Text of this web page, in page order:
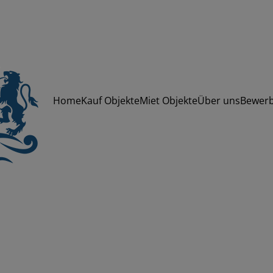
HomeKauf ObjekteMiet ObjekteÜber uns